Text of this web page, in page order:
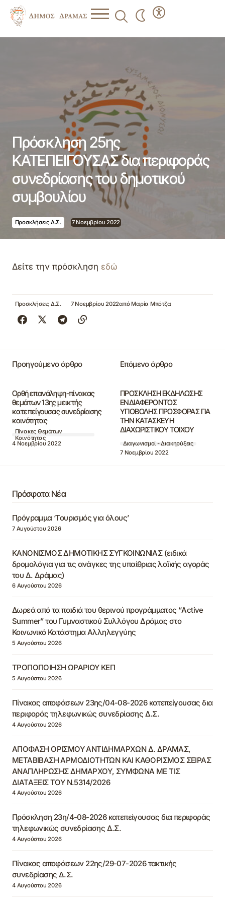
Πρόσκληση 25ης
ΚΑΤΕΠΕΙΓΟΥΣΑΣ δια περιφοράς
συνεδρίασης του δημοτικού
συμβουλίου
Προσκλήσεις Δ.Σ. 7 Νοεμβρίου 2022
Δείτε την πρόσκληση εδώ
Προσκλήσεις Δ.Σ. 7 Νοεμβρίου 2022από Μαρία Μπότζα
Προηγούμενο άρθρο
Ορθή επανάληψη-πίνακας
θεμάτων 13ης μεικτής
κατεπείγουσας συνεδρίασης
κοινότητας
Πίνακες Θεμάτων
Κοινότητας
4 Νοεμβρίου 2022
Επόμενο άρθρο
ΠΡΟΣΚΛΗΣΗ ΕΚΔΗΛΩΣΗΣ
ΕΝΔΙΑΦΕΡΟΝΤΟΣ
ΥΠΟΒΟΛΗΣ ΠΡΟΣΦΟΡΑΣ ΓΙΑ
ΤΗΝ ΚΑΤΑΣΚΕΥΗ
ΔΙΑΧΩΡΙΣΤΙΚΟΥ ΤΟΙΧΟΥ
Διαγωνισμοί - Διακηρύξεις
7 Νοεμβρίου 2022
Πρόσφατα Νέα
Πρόγραμμα ‘Τουρισμός για όλους’
7 Αυγούστου 2026
ΚΑΝΟΝΙΣΜΟΣ ΔΗΜΟΤΙΚΗΣ ΣΥΓΚΟΙΝΩΝΙΑΣ (ειδικά
δρομολόγια για τις ανάγκες της υπαίθριας λαϊκής αγοράς
του Δ. Δράμας)
6 Αυγούστου 2026
Δωρεά από τα παιδιά του θερινού προγράμματος “Active
Summer” του Γυμναστικού Συλλόγου Δράμας στο
Κοινωνικό Κατάστημα Αλληλεγγύης
5 Αυγούστου 2026
ΤΡΟΠΟΠΟΙΗΣΗ ΩΡΑΡΙΟΥ ΚΕΠ
5 Αυγούστου 2026
Πίνακας αποφάσεων 23ης/04-08-2026 κατεπείγουσας δια
περιφοράς τηλεφωνικώς συνεδρίασης Δ.Σ.
4 Αυγούστου 2026
ΑΠΟΦΑΣΗ ΟΡΙΣΜΟΥ ΑΝΤΙΔΗΜΑΡΧΩΝ Δ. ΔΡΑΜΑΣ,
ΜΕΤΑΒΙΒΑΣΗ ΑΡΜΟΔΙΟΤΗΤΩΝ ΚΑΙ ΚΑΘΟΡΙΣΜΟΣ ΣΕΙΡΑΣ
ΑΝΑΠΛΗΡΩΣΗΣ ΔΗΜΑΡΧΟΥ, ΣΥΜΦΩΝΑ ΜΕ ΤΙΣ
ΔΙΑΤΑΞΕΙΣ ΤΟΥ Ν.5314/2026
4 Αυγούστου 2026
Πρόσκληση 23η/4-08-2026 κατεπείγουσας δια περιφοράς
τηλεφωνικώς συνεδρίασης Δ.Σ.
4 Αυγούστου 2026
Πίνακας αποφάσεων 22ης/29-07-2026 τακτικής
συνεδρίασης Δ.Σ.
4 Αυγούστου 2026